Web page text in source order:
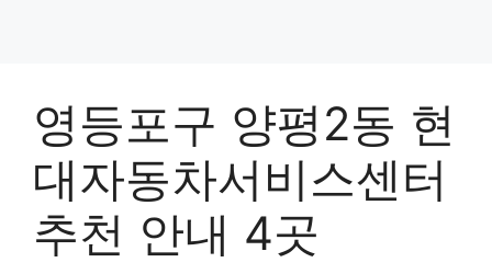
영등포구 양평2동 현
대자동차서비스센터
추천 안내 4곳